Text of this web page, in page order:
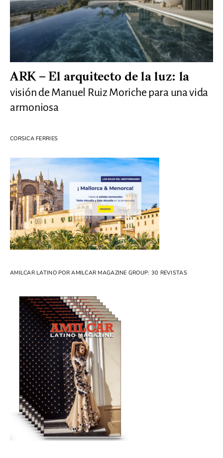
ARK – El arquitecto de la luz: la
visión de Manuel Ruiz Moriche para una vida
armoniosa
CORSICA FERRIES
AMILCAR LATINO POR AMILCAR MAGAZINE GROUP: 30 REVISTAS